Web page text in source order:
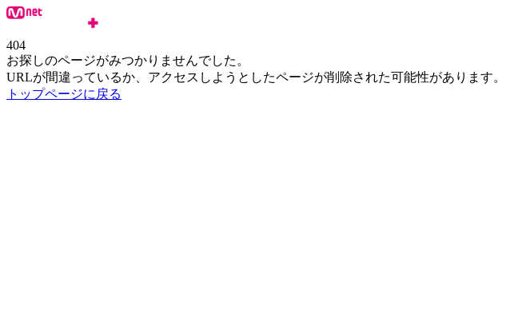
404
お探しのページがみつかりませんでした。
URLが間違っているか、アクセスしようとしたページが削除された可能性があります。
トップページに戻る